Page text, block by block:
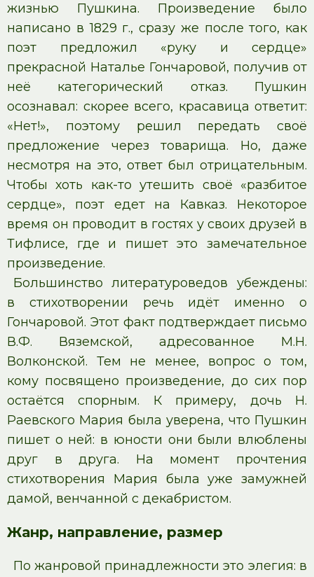
жизнью Пушкина. Произведение было
написано в 1829 г., сразу же после того, как
поэт предложил «руку и сердце»
прекрасной Наталье Гончаровой, получив от
неё категорический отказ. Пушкин
осознавал: скорее всего, красавица ответит:
«Нет!», поэтому решил передать своё
предложение через товарища. Но, даже
несмотря на это, ответ был отрицательным.
Чтобы хоть как-то утешить своё «разбитое
сердце», поэт едет на Кавказ. Некоторое
время он проводит в гостях у своих друзей в
Тифлисе, где и пишет это замечательное
произведение.
Большинство литературоведов убеждены:
в стихотворении речь идёт именно о
Гончаровой. Этот факт подтверждает письмо
В.Ф. Вяземской, адресованное М.Н.
Волконской. Тем не менее, вопрос о том,
кому посвящено произведение, до сих пор
остаётся спорным. К примеру, дочь Н.
Раевского Мария была уверена, что Пушкин
пишет о ней: в юности они были влюблены
друг в друга. На момент прочтения
стихотворения Мария была уже замужней
дамой, венчанной с декабристом.
Жанр, направление, размер
По жанровой принадлежности это элегия: в